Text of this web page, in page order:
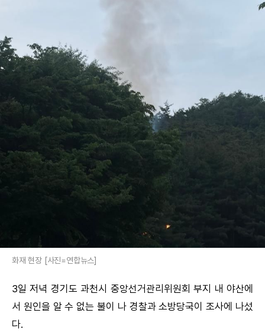
화재 현장 [사진=연합뉴스]
3일 저녁 경기도 과천시 중앙선거관리위원회 부지 내 야산에
서 원인을 알 수 없는 불이 나 경찰과 소방당국이 조사에 나섰
다.